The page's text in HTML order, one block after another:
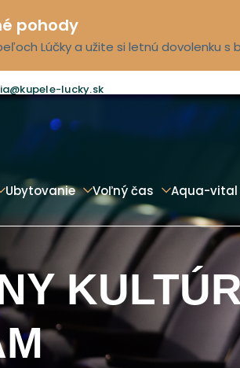
pohody
Lúčky a užite si letnú dovolenku
lucky.sk
Ubytovanie Voľný čas Aqua-vital